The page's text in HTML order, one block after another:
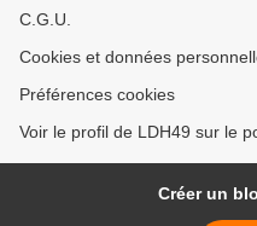
C.G.U.
Cookies et données
Préférences cookies
Voir le profil de LDH49 sur le
Créer un